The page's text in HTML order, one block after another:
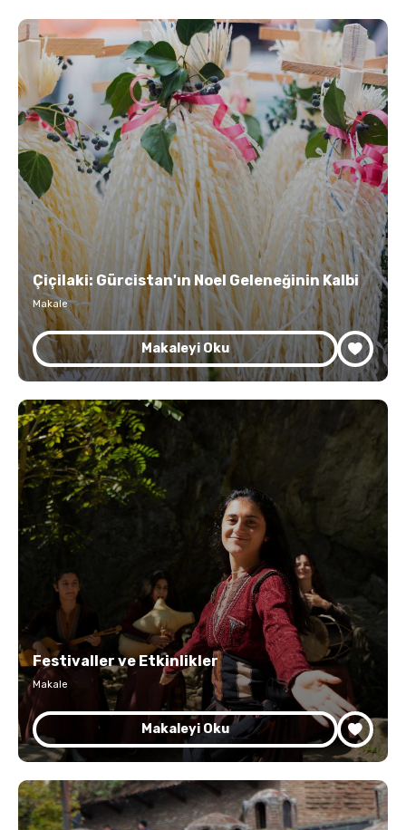
Çiçilaki: Gürcistan'ın Noel Geleneğinin Kalbi
Makale
Makaleyi Oku
Festivaller ve Etkinlikler
Makale
Makaleyi Oku